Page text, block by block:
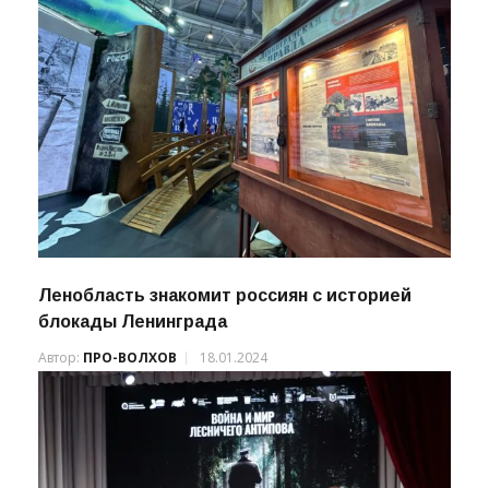
Ленобласть знакомит россиян с историей
блокады Ленинграда
Автор: ПРО-ВОЛХОВ 18.01.2024